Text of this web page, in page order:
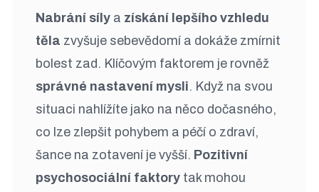
Nabrání sílya získání lepšího vzhledu
těla zvyšuje sebevědomí a dokáže zmírnit
bolest zad. Klíčovým faktorem je rovněž
správné nastavení mysli. Když na svou
situaci nahlížíte jako na něco dočasného,
co lze zlepšit pohybem a péčí o zdraví,
šance na zotavení je vyšší. Pozitivní
psychosociální faktory tak mohou